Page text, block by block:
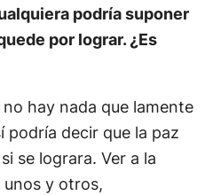
podría suponer
por lograr. ¿Es
hay nada que lamente
podría decir que la paz
se lograra. Ver a la
y otros,